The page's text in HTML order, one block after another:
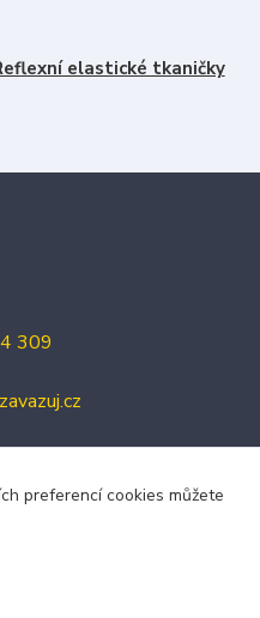
elastické tkaničky
309
preferencí cookies můžete